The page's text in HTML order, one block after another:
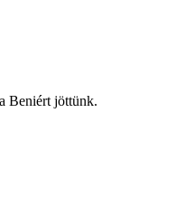
Beniért jöttünk.